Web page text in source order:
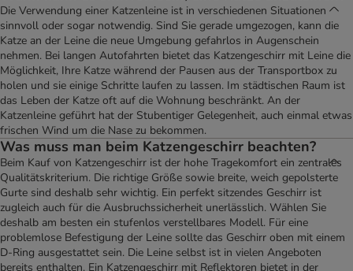
Die Verwendung einer Katzenleine ist in verschiedenen Situationen
sinnvoll oder sogar notwendig. Sind Sie gerade umgezogen, kann die
Katze an der Leine die neue Umgebung gefahrlos in Augenschein
nehmen. Bei langen Autofahrten bietet das Katzengeschirr mit Leine die
Möglichkeit, Ihre Katze während der Pausen aus der Transportbox zu
holen und sie einige Schritte laufen zu lassen. Im städtischen Raum ist
das Leben der Katze oft auf die Wohnung beschränkt. An der
Katzenleine geführt hat der Stubentiger Gelegenheit, auch einmal etwas
frischen Wind um die Nase zu bekommen.
Was muss man beim Katzengeschirr beachten?
Beim Kauf von Katzengeschirr ist der hohe Tragekomfort ein zentrales
Qualitätskriterium. Die richtige Größe sowie breite, weich gepolsterte
Gurte sind deshalb sehr wichtig. Ein perfekt sitzendes Geschirr ist
zugleich auch für die Ausbruchssicherheit unerlässlich. Wählen Sie
deshalb am besten ein stufenlos verstellbares Modell. Für eine
problemlose Befestigung der Leine sollte das Geschirr oben mit einem
D-Ring ausgestattet sein. Die Leine selbst ist in vielen Angeboten
bereits enthalten. Ein Katzengeschirr mit Reflektoren bietet in der